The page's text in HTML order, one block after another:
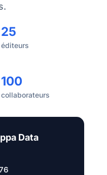
25
éditeurs
100
collaborateurs
Data